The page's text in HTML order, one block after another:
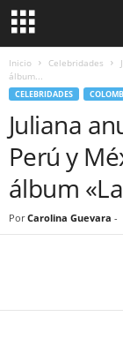
Inicio Celebridades
álbum...
CELEBRIDADES
Juliana
Perú y
álbum
Por Carolina Guevara -